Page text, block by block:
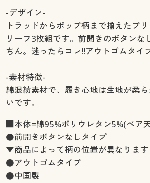
-デザイン-
トラッドからポップ柄まで揃えたプ
リーフ3枚組です。前開きのボタンな
ちん。迷ったらコレ!!アウトゴムタイ
-素材特徴-
綿混紡素材で、履き心地は生地が柔
いです。
■本体=綿95%ポリウレタン5%(ベア
●前開きボタンなしタイプ
▼商品によって柄の位置が異なります
●アウトゴムタイプ
●中国製